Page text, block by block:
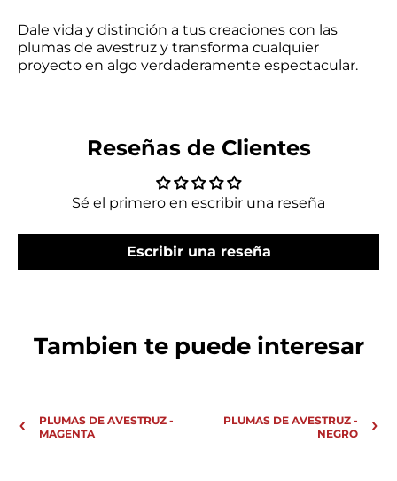
Dale vida y distinción a tus creaciones con las
plumas de avestruz y transforma cualquier
proyecto en algo verdaderamente espectacular.
Reseñas de Clientes
Sé el primero en escribir una reseña
Escribir una reseña
Tambien te puede interesar
PLUMAS DE AVESTRUZ -
MAGENTA
PLUMAS DE AVESTRUZ -
NEGRO